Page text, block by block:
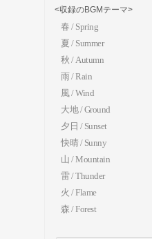
<収録のBGMテーマ>
春 / Spring
夏 / Summer
秋 / Autumn
雨 / Rain
風 / Wind
大地 / Ground
夕日 / Sunset
快晴 / Sunny
山 / Mountain
雷 / Thunder
火 / Flame
森 / Forest